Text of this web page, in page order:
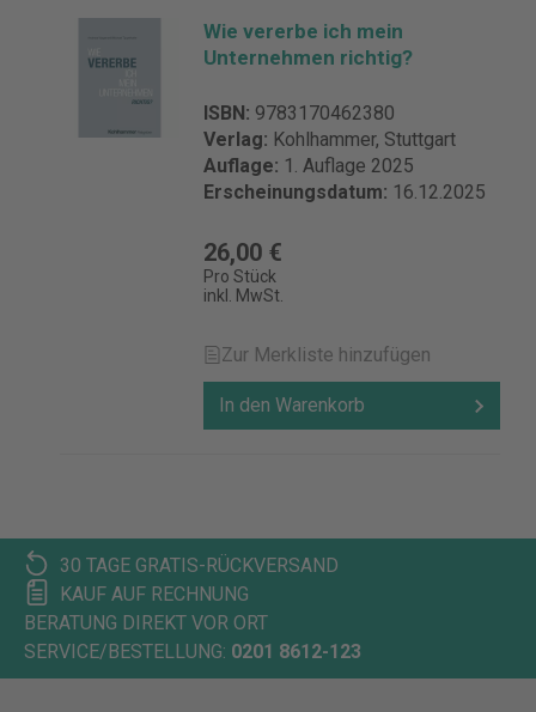
Wie vererbe ich mein
Unternehmen richtig?
ISBN: 9783170462380
Verlag: Kohlhammer, Stuttgart
Auflage: 1. Auflage 2025
Erscheinungsdatum: 16.12.2025
26,00 €
Pro Stück
inkl. MwSt.
Zur Merkliste hinzufügen
In den Warenkorb
30 TAGE GRATIS-RÜCKVERSAND
KAUF AUF RECHNUNG
BERATUNG DIREKT VOR ORT
SERVICE/BESTELLUNG: 0201 8612-123